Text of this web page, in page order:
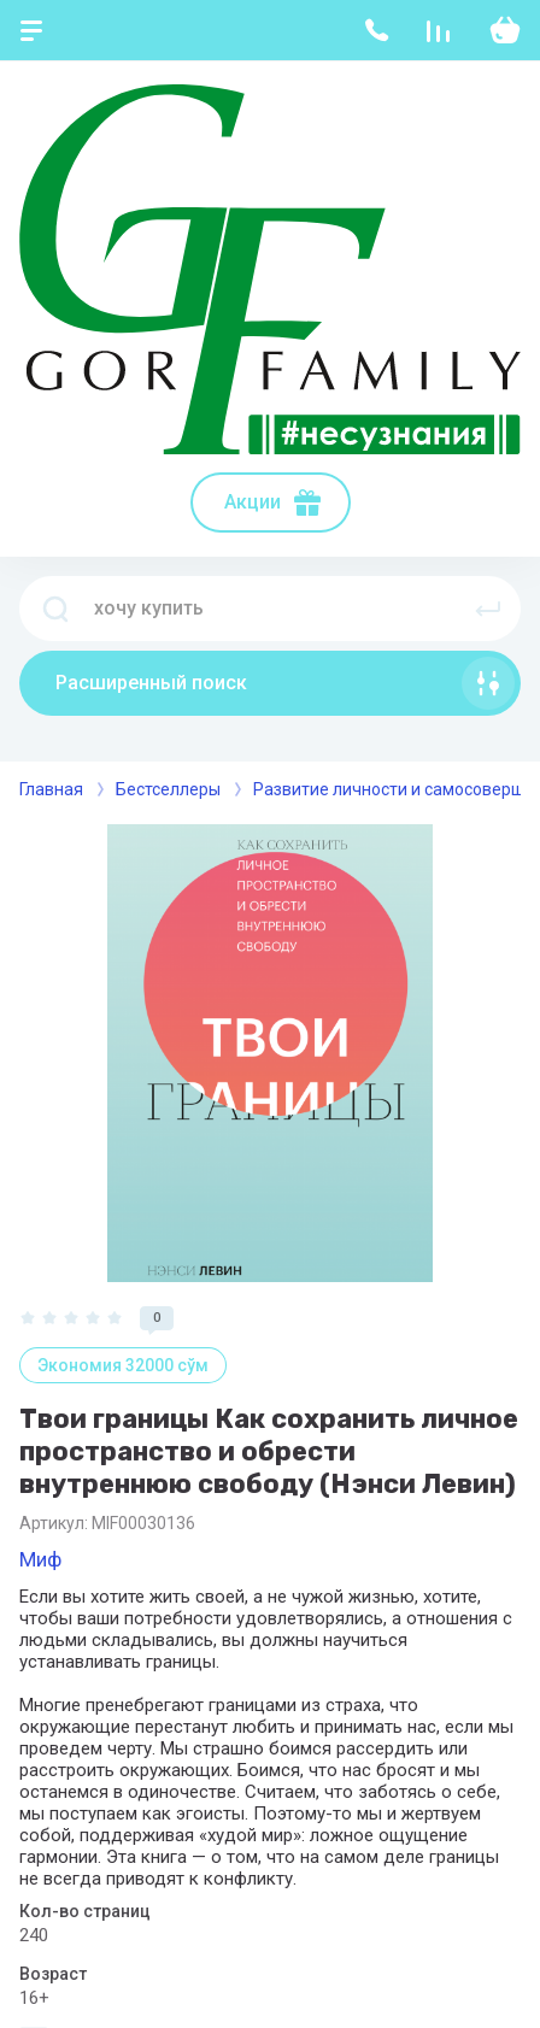
Акции
Расширенный поиск
Главная Бестселлеры Развитие личности и
0
Экономия 32000 сўм
Твои границы Как сохранить личное
пространство и обрести
внутреннюю свободу (Нэнси Левин)
Артикул: MIF00030136
Миф
Если вы хотите жить своей, а не чужой жизнью, хотите,
чтобы ваши потребности удовлетворялись, а отношения с
людьми складывались, вы должны научиться
устанавливать границы.
Многие пренебрегают границами из страха, что
окружающие перестанут любить и принимать нас, если мы
проведем черту. Мы страшно боимся рассердить или
расстроить окружающих. Боимся, что нас бросят и мы
останемся в одиночестве. Считаем, что заботясь о себе,
мы поступаем как эгоисты. Поэтому-то мы и жертвуем
собой, поддерживая «худой мир»: ложное ощущение
гармонии. Эта книга — о том, что на самом деле границы
не всегда приводят к конфликту.
Кол-во страниц
240
Возраст
16+